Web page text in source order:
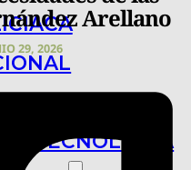
Y TECNOLOGÍA
Arellano
29, 2026